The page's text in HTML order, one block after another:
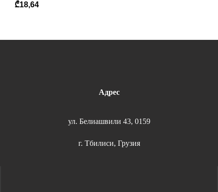
₾18,64
Адрес
ул. Белиашвили 43, 0159
г. Тбилиси, Грузия